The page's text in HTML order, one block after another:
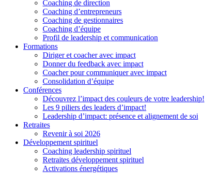
Coaching de direction
Coaching d’entrepreneurs
Coaching de gestionnaires
Coaching d’équipe
Profil de leadership et communication
Formations
Diriger et coacher avec impact
Donner du feedback avec impact
Coacher pour communiquer avec impact
Consolidation d’équipe
Conférences
Découvrez l’impact des couleurs de votre leadership!
Les 9 piliers des leaders d’impact!
Leadership d’impact: présence et alignement de soi
Retraites
Revenir à soi 2026
Développement spirituel
Coaching leadership spirituel
Retraites développement spirituel
Activations énergétiques